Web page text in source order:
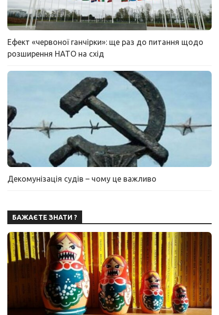
Ефект «червоної ганчірки»: ще раз до питання щодо
розширення НАТО на схід
Декомунізація судів – чому це важливо
БАЖАЄТЕ ЗНАТИ ?